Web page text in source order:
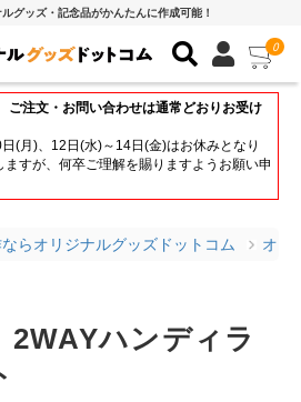
グッズ・記念品がかんたんに作成可能！
0
ご注文・お問い合わせは通常どおりお受け
(月)、12日(水)～14日(金)はお休みとなり
すが、何卒ご理解を賜りますようお願い申
らオリジナルグッズドットコム オリ
ハンディラ